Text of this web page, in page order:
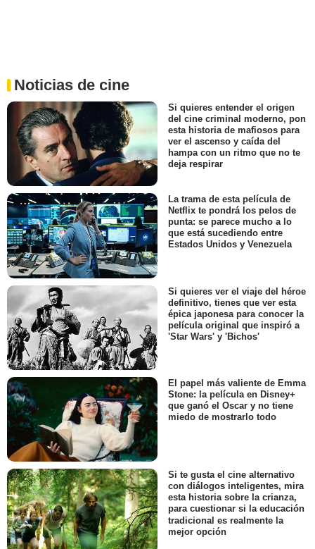
Noticias de cine
Si quieres entender el origen
del cine criminal moderno, pon
esta historia de mafiosos para
ver el ascenso y caída del
hampa con un ritmo que no te
deja respirar
La trama de esta película de
Netflix te pondrá los pelos de
punta: se parece mucho a lo
que está sucediendo entre
Estados Unidos y Venezuela
Si quieres ver el viaje del héroe
definitivo, tienes que ver esta
épica japonesa para conocer la
película original que inspiró a
'Star Wars' y 'Bichos'
El papel más valiente de Emma
Stone: la película en Disney+
que ganó el Oscar y no tiene
miedo de mostrarlo todo
Si te gusta el cine alternativo
con diálogos inteligentes, mira
esta historia sobre la crianza,
para cuestionar si la educación
tradicional es realmente la
mejor opción